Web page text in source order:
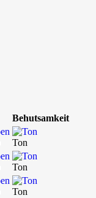
Behutsamkeit
Ton
Ton
Ton